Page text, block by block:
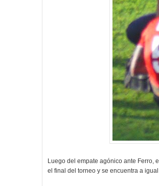
Luego del empate agónico ante Ferro,
el final del torneo y se encuentra a